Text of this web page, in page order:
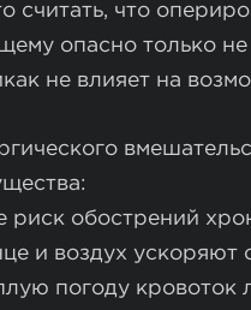
считать, что
опасно только
не влияет на
обострений
и воздух ускоряют
погоду кровоток